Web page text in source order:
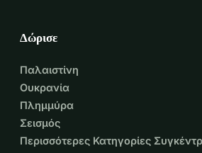
Δώρισε
Παλαιστίνη
Ουκρανία
Πλημμύρα
Σεισμός
Περισσότερες Κατηγορίες